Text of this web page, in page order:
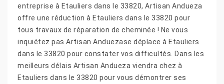
entreprise à Etauliers dans le 33820, Artisan Andueza
offre une réduction à Etauliers dans le 33820 pour
tous travaux de réparation de cheminée ! Ne vous
inquiétez pas Artisan Anduezase déplace à Etauliers
dans le 33820 pour constater vos difficultés. Dans les
meilleurs délais Artisan Andueza viendra chez à
Etauliers dans le 33820 pour vous démontrer ses